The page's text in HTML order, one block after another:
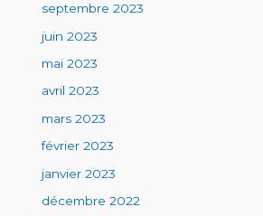
septembre 2023
juin 2023
mai 2023
avril 2023
mars 2023
février 2023
janvier 2023
décembre 2022